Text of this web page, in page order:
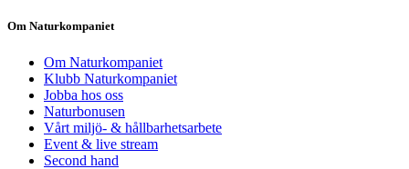
Om Naturkompaniet
Om Naturkompaniet
Klubb Naturkompaniet
Jobba hos oss
Naturbonusen
Vårt miljö- & hållbarhetsarbete
Event & live stream
Second hand